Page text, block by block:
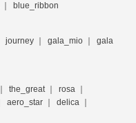
blue_ribbon
journey gala_mio
gala
the_great
rosa
aero_star
delica